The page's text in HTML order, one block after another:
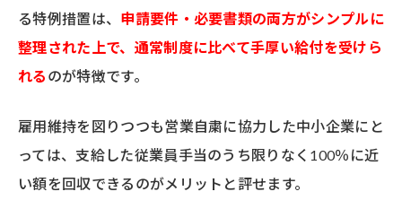
る特例措置は、 申請要件・必要書類の両方がシンプルに
整理された上で、通常制度に比べて手厚い給付を受けら
れる のが特徴です。
雇用維持を図りつつも営業自粛に協力した中小企業にと
っては、支給した従業員手当のうち限りなく100％に近
い額を回収できるのがメリットと評せます。